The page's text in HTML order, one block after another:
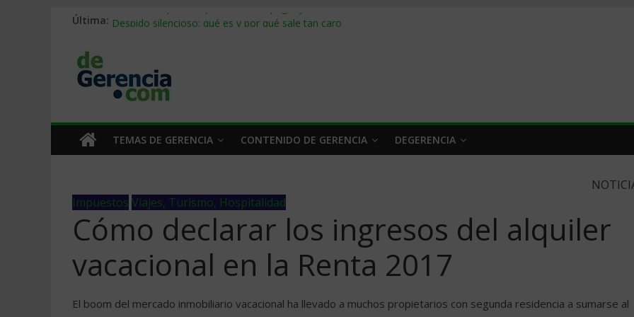
Última: Stablecoins para empresas: cómo pagar y cobrar en 2026
Trabajo forzoso en la cadena de suministro: qué hacer
Mercado hispano de EE. UU.: cómo segmentarlo y venderle
TEMAS DE GERENCIA CONTENIDO DE GERENCIA DEGERENCIA
Impuestos Viajes, Turismo, Hospitalidad
Cómo declarar los ingresos del alquiler
vacacional en la Renta 2017
El boom del mercado inmobiliario vacacional ha llevado a muchos propietarios con segunda residencia a sumarse al